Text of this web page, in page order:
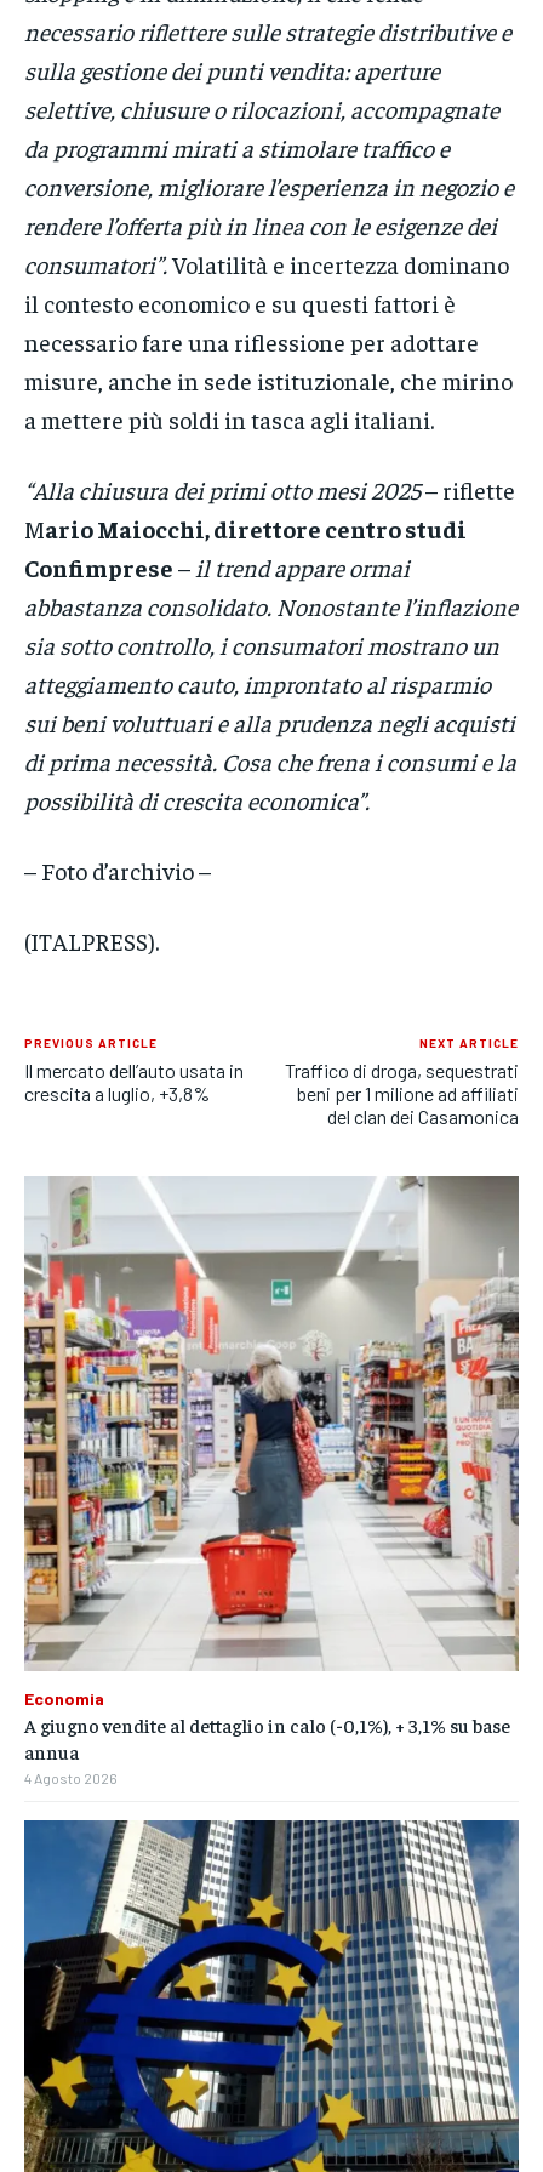
necessario riflettere sulle strategie distributive e
sulla gestione dei punti vendita: aperture
selettive, chiusure o rilocazioni, accompagnate
da programmi mirati a stimolare traffico e
conversione, migliorare l’esperienza in negozio e
rendere l’offerta più in linea con le esigenze dei
consumatori”.Volatilità e incertezza dominano
il contesto economico e su questi fattori è
necessario fare una riflessione per adottare
misure, anche in sede istituzionale, che mirino
a mettere più soldi in tasca agli italiani.
“Alla chiusura dei primi otto mesi 2025– riflette
Mario Maiocchi, direttore centro studi
Confimprese – il trend appare ormai
abbastanza consolidato. Nonostante l’inflazione
sia sotto controllo, i consumatori mostrano un
atteggiamento cauto, improntato al risparmio
sui beni voluttuari e alla prudenza negli acquisti
di prima necessità. Cosa che frena i consumi e la
possibilità di crescita economica”.
– Foto d’archivio –
(ITALPRESS).
PREVIOUS ARTICLE
Il mercato dell’auto usata in
crescita a luglio, +3,8%
NEXT ARTICLE
Traffico di droga, sequestrati
beni per 1 milione ad affiliati
del clan dei Casamonica
Economia
A giugno vendite al dettaglio in calo (-0,1%), + 3,1% su base
annua
4 Agosto 2026